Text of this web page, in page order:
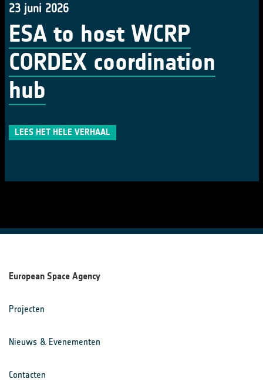
23 juni 2026
ESA to host WCRP
CORDEX coordination
hub
LEES HET HELE VERHAAL
European Space Agency
Projecten
Nieuws & Evenementen
Contacten